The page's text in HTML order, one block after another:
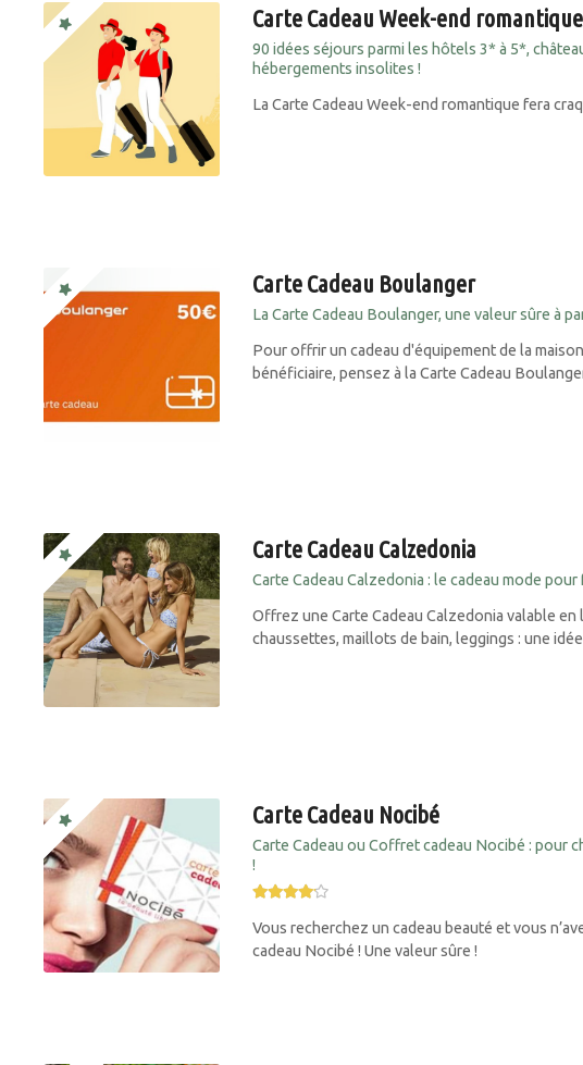
Carte Cadeau Week-end romantique
90 idées séjours parmi les hôtels 3* à 5*,
hébergements insolites !
La Carte Cadeau Week-end romantique fera
Carte Cadeau Boulanger
La Carte Cadeau Boulanger, une valeur sûre à
Pour offrir un cadeau d'équipement de la
bénéficiaire, pensez à la Carte Cadeau
Carte Cadeau Calzedonia
Carte Cadeau Calzedonia : le cadeau mode
Offrez une Carte Cadeau Calzedonia valable en
chaussettes, maillots de bain, leggings : une
Carte Cadeau Nocibé
Carte Cadeau ou Coffret cadeau Nocibé : pour
!
Vous recherchez un cadeau beauté et vous
cadeau Nocibé ! Une valeur sûre !